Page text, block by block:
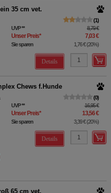
35 cm vet.
1
UVP** 8,79 €
Unser Preis* 7,03 €
Sie sparen 1,76 €(20%)
Details
Chews f.Hunde
0
UVP** 16,95 €
Unser Preis* 13,56 €
Sie sparen 3,39 €(20%)
Details
65 cm vet.